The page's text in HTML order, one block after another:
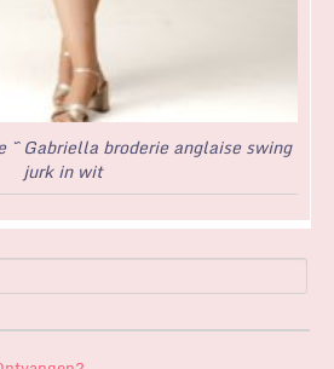
~ Gabriella broderie anglaise swing
jurk in wit